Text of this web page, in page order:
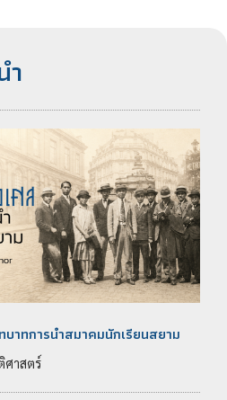
ำ
าทการนำสมาคมนักเรียนสยาม
ศาสตร์